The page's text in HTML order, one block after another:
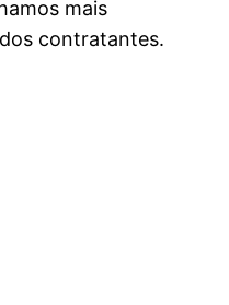
mais
contratantes.